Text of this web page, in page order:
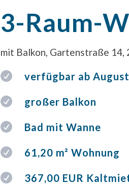
3-Raum-
mit Balkon, Gartenstraße 14,
 verfügbar ab August
 großer Balkon
 Bad mit Wanne
 61,20 m² Wohnung
 367,00 EUR